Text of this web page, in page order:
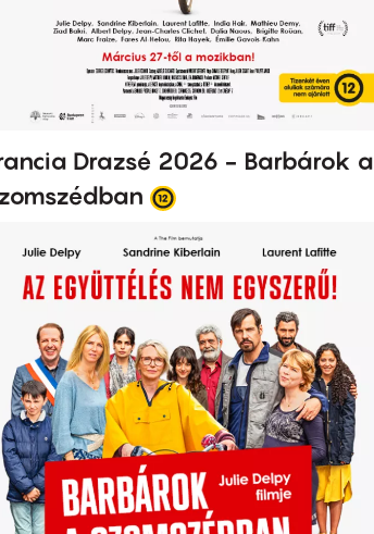
Drazsé 2026 - Barbárok a